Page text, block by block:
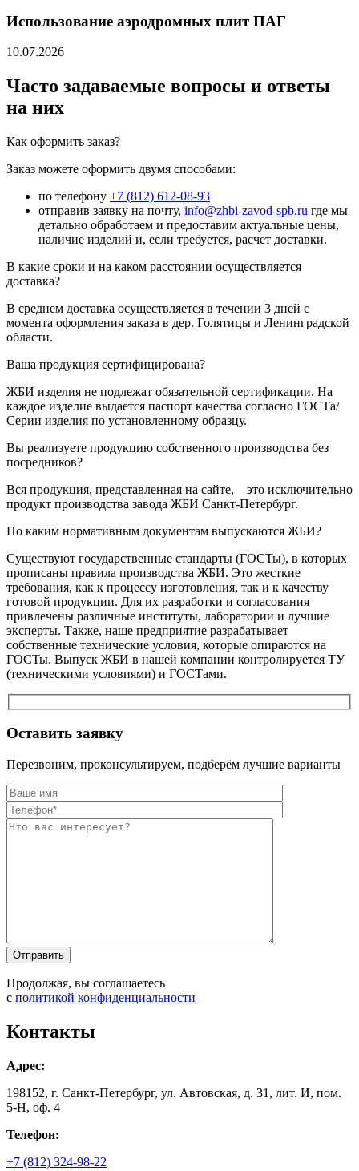
Использование аэродромных плит ПАГ
10.07.2026
Часто задаваемые вопросы и ответы
на них
Как оформить заказ?
Заказ можете оформить двумя способами:
по телефону +7 (812) 612-08-93
отправив заявку на почту, info@zhbi-zavod-spb.ru где мы
детально обработаем и предоставим актуальные цены,
наличие изделий и, если требуется, расчет доставки.
В какие сроки и на каком расстоянии осуществляется
доставка?
В среднем доставка осуществляется в течении 3 дней с
момента оформления заказа в дер. Голятицы и Ленинградской
области.
Ваша продукция сертифицирована?
ЖБИ изделия не подлежат обязательной сертификации. На
каждое изделие выдается паспорт качества согласно ГОСТа/
Серии изделия по установленному образцу.
Вы реализуете продукцию собственного производства без
посредников?
Вся продукция, представленная на сайте, – это исключительно
продукт производства завода ЖБИ Санкт-Петербург.
По каким нормативным документам выпускаются ЖБИ?
Существуют государственные стандарты (ГОСТы), в которых
прописаны правила производства ЖБИ. Это жесткие
требования, как к процессу изготовления, так и к качеству
готовой продукции. Для их разработки и согласования
привлечены различные институты, лаборатории и лучшие
эксперты. Также, наше предприятие разрабатывает
собственные технические условия, которые опираются на
ГОСТы. Выпуск ЖБИ в нашей компании контролируется ТУ
(техническими условиями) и ГОСТами.
Оставить заявку
Перезвоним, проконсультируем, подберём лучшие варианты
Оставьте это
Оставьте это
Продолжая, вы соглашаетесь
с политикой конфиденциальности
Контакты
Адрес:
198152, г. Санкт-Петербург, ул. Автовская, д. 31, лит. И, пом.
5-Н, оф. 4
Телефон:
+7 (812) 324-98-22